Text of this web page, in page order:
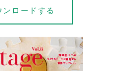
ロードする